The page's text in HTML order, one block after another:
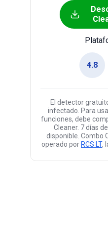
4.8
El detector
infectado. Para
funciones, debe
Cleaner. 7 días
disponible. Combo
operado por RCS LT,